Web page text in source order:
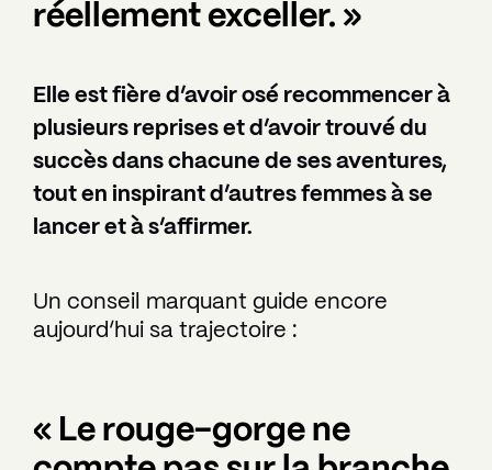
réellement exceller. »
Elle est fière d’avoir osé recommencer à
plusieurs reprises et d’avoir trouvé du
succès dans chacune de ses aventures,
tout en inspirant d’autres femmes à se
lancer et à s’affirmer.
Un conseil marquant guide encore
aujourd’hui sa trajectoire :
« Le rouge-gorge ne